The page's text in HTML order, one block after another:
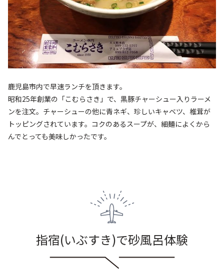
鹿児島市内で早速ランチを頂きます。
昭和25年創業の「こむらさき」で、黒豚チャーシュー入りラーメ
ンを注文。チャーシューの他に青ネギ、珍しいキャベツ、椎茸が
トッピングされています。コクのあるスープが、細麺によくから
んでとっても美味しかったです。
指宿(いぶすき)で砂風呂体験